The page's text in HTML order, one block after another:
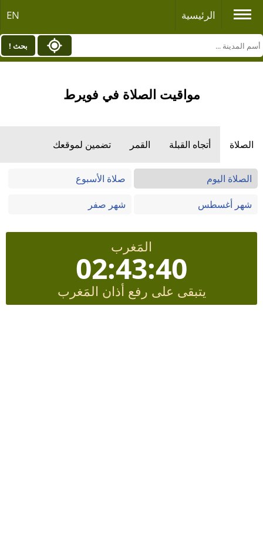
الرئيسية EN
بحث !
مواقيت الصلاة في فويرط
الصلاة أتجاه القبلة القمر تضمين لموقعك
الصلاة اليوم
صلاة الأسبوع
شهر أغسطس
شهر صفر
المَغرب
02:43:39
يتبقى على رفع أذان المَغرب